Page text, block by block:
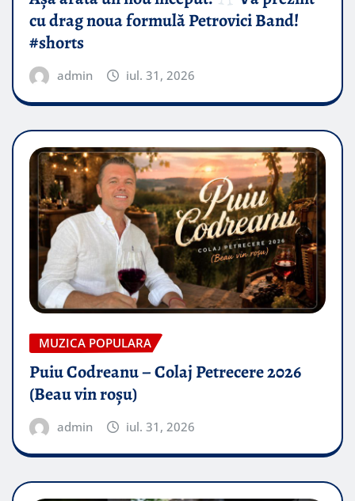
cu drag noua formulă Petrovici Band!
#shorts
admin iul. 31, 2026
MUZICA POPULARA
Puiu Codreanu – Colaj Petrecere 2026
(Beau vin roșu)
admin iul. 31, 2026